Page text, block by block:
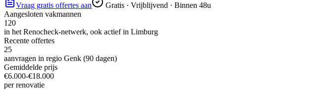
Vraag gratis offertes aan
Gratis · Vrijblijvend · Binnen 48u
Aangesloten vakmannen
120
in het Renocheck-netwerk, ook actief in Limburg
Recente offertes
25
aanvragen in regio Genk (90 dagen)
Gemiddelde prijs
€6.000-€18.000
perrenovatie